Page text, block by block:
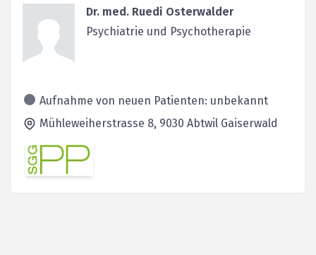
Dr. med. Ruedi Osterwalder
Psychiatrie und Psychotherapie
Aufnahme von neuen Patienten: unbekannt
Mühleweiherstrasse 8, 9030 Abtwil Gaiserwald